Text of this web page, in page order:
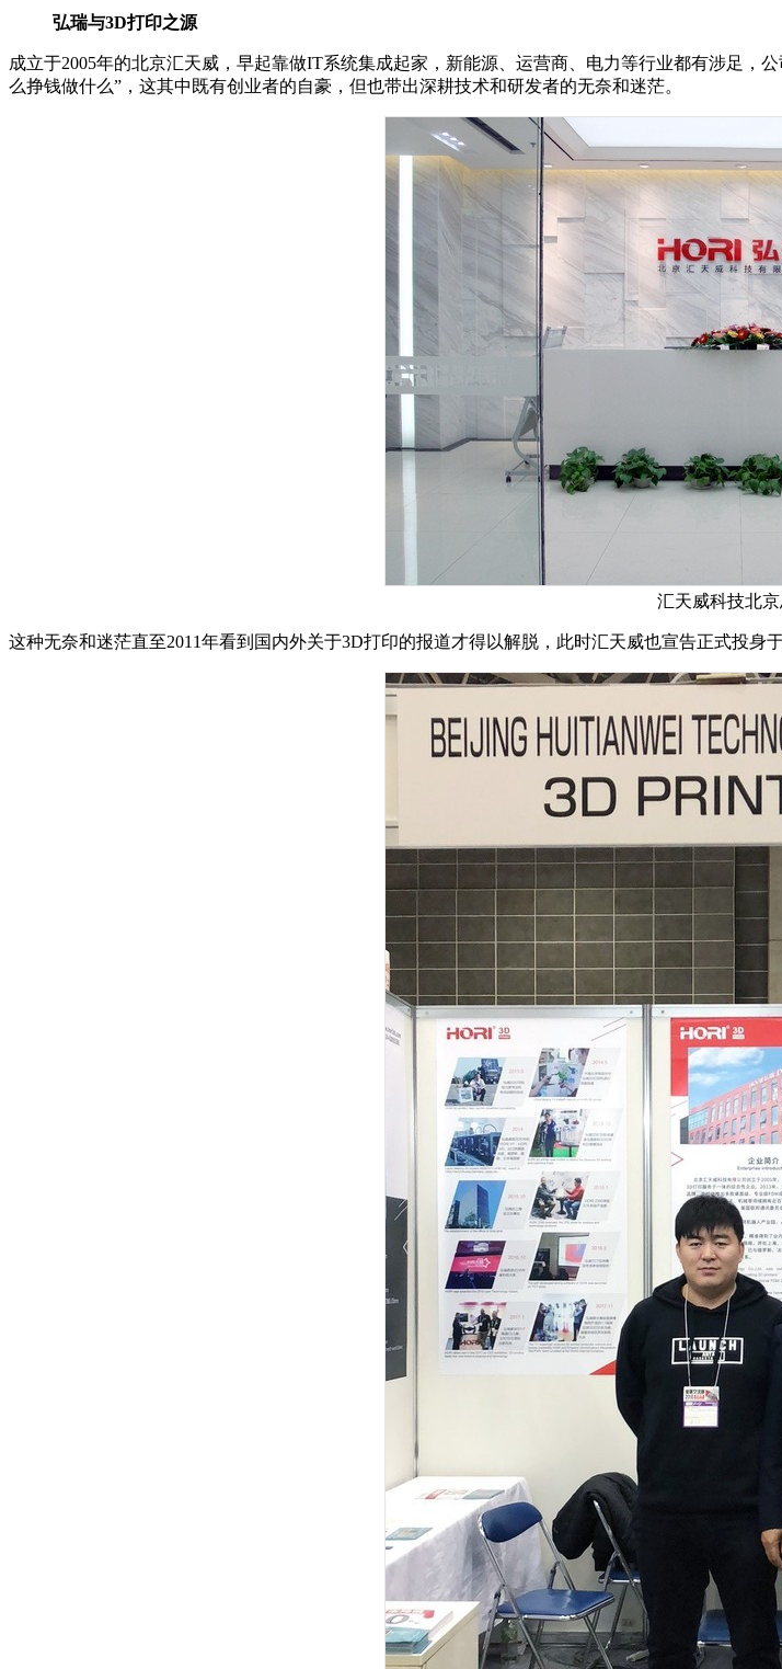
弘瑞与3D打印之源
成立于2005年的北京汇天威，早起靠做IT系统集成起家，新能源、运营商、电力等行业都有涉足
么挣钱做什么”，这其中既有创业者的自豪，但也带出深耕技术和研发者的无奈和迷茫。
汇天威科技北
这种无奈和迷茫直至2011年看到国内外关于3D打印的报道才得以解脱，此时汇天威也宣告正式投身